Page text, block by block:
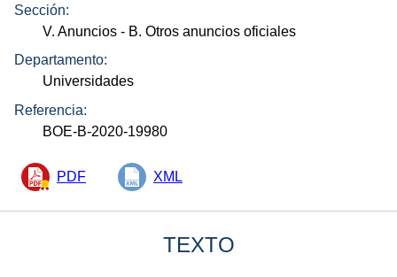
Sección:
V. Anuncios - B. Otros anuncios oficiales
Departamento:
Universidades
Referencia:
BOE-B-2020-19980
PDF XML
TEXTO